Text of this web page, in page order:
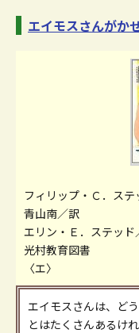
エイモスさんがか
フィリップ・Ｃ．ステ
青山南／訳
エリン・Ｅ．ステッド
光村教育図書
〈エ〉
エイモスさんは、ど
とはたくさんあるけ